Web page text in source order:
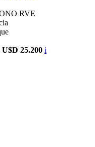
RVE
25.200 i